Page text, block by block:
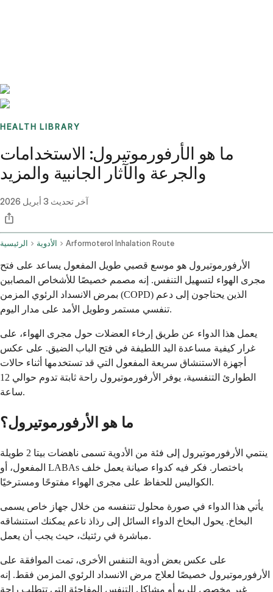
HEALTH LIBRARY
ما هو الأرفورموتيرول: الاستخدامات
والجرعة والآثار الجانبية والمزيد
آخر تحديث 3 أبريل 2026
الرئيسية الأدوية Arformoterol Inhalation Route
الأرفورموتيرول هو موسع قصبي طويل المفعول يساعد على فتح
مجرى الهواء لتسهيل التنفس. إنه مصمم خصيصًا للأشخاص المصابين
بمرض الانسداد الرئوي المزمن (COPD) الذين يحتاجون إلى دعم
تنفسي مستمر وطويل الأمد على مدار اليوم.
يعمل هذا الدواء عن طريق إرخاء العضلات حول مجرى الهواء، على
غرار كيفية مساعدة اليد اللطيفة في فتح الباب الضيق. على عكس
أجهزة الاستنشاق سريعة المفعول التي قد تستخدمها أثناء حالات
الطوارئ التنفسية، يوفر الأرفورموتيرول راحة ثابتة تدوم حوالي 12
ساعة.
ما هو الأرفورموتيرول؟
ينتمي الأرفورموتيرول إلى فئة من الأدوية تسمى ناهضات بيتا 2 طويلة
المفعول، أو LABAs باختصار. فكر فيه كدواء صيانة يعمل خلف
الكواليس للحفاظ على مجرى الهواء مفتوحًا ومسترخيًا.
يأتي هذا الدواء في صورة محلول تتنفسه من خلال جهاز خاص يسمى
البخاخ. يحول البخاخ الدواء السائل إلى رذاذ ناعم يمكنك استنشاقه
مباشرة في رئتيك، حيث يجب أن يعمل.
على عكس بعض أدوية التنفس الأخرى، تمت الموافقة على
الأرفورموتيرول خصيصًا لعلاج مرض الانسداد الرئوي المزمن فقط. إنه
غير مخصص للربو أو مشاكل التنفس المفاجئة التي تتطلب راحة